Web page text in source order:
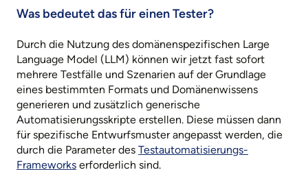
Was bedeutet das für einen Tester?
Durch die Nutzung des domänenspezifischen Large
Language Model (LLM) können wir jetzt fast sofort
mehrere Testfälle und Szenarien auf der Grundlage
eines bestimmten Formats und Domänenwissens
generieren und zusätzlich generische
Automatisierungsskripte erstellen. Diese müssen dann
für spezifische Entwurfsmuster angepasst werden, die
durch die Parameter des Testautomatisierungs-
Frameworks erforderlich sind.